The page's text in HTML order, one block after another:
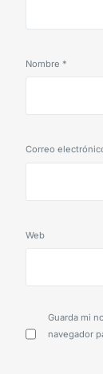
Nombre *
Correo
Web
Guarda mi
navegador